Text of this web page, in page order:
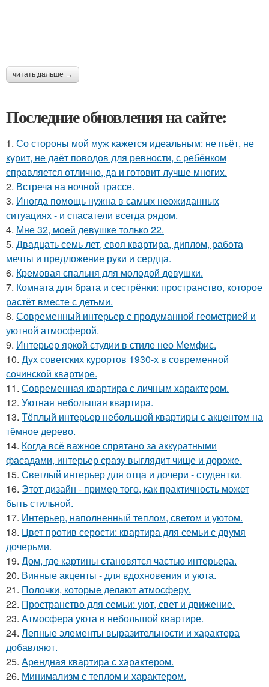
читать дальше →
Последние обновления на сайте:
1. Со стороны мой муж кажется идеальным: не пьёт, не
курит, не даёт поводов для ревности, с ребёнком
справляется отлично, да и готовит лучше многих.
2. Встреча на ночной трассе.
3. Иногда помощь нужна в самых неожиданных
ситуациях - и спасатели всегда рядом.
4. Мне 32, моей девушке только 22.
5. Двадцать семь лет, своя квартира, диплом, работа
мечты и предложение руки и сердца.
6. Кремовая спальня для молодой девушки.
7. Комната для брата и сестрёнки: пространство, которое
растёт вместе с детьми.
8. Современный интерьер с продуманной геометрией и
уютной атмосферой.
9. Интерьер яркой студии в стиле нео Мемфис.
10. Дух советских курортов 1930-х в современной
сочинской квартире.
11. Современная квартира с личным характером.
12. Уютная небольшая квартира.
13. Тёплый интерьер небольшой квартиры с акцентом на
тёмное дерево.
14. Когда всё важное спрятано за аккуратными
фасадами, интерьер сразу выглядит чище и дороже.
15. Светлый интерьер для отца и дочери - студентки.
16. Этот дизайн - пример того, как практичность может
быть стильной.
17. Интерьер, наполненный теплом, светом и уютом.
18. Цвет против серости: квартира для семьи с двумя
дочерьми.
19. Дом, где картины становятся частью интерьера.
20. Винные акценты - для вдохновения и уюта.
21. Полочки, которые делают атмосферу.
22. Пространство для семьи: уют, свет и движение.
23. Атмосфера уюта в небольшой квартире.
24. Лепные элементы выразительности и характера
добавляют.
25. Арендная квартира с характером.
26. Минимализм с теплом и характером.